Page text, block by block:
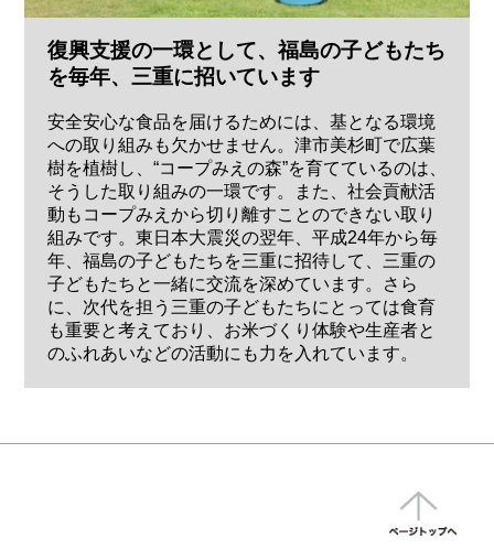
復興支援の一環として、福島の子どもたち
を毎年、三重に招いています
安全安心な食品を届けるためには、基となる環境
への取り組みも欠かせません。津市美杉町で広葉
樹を植樹し、“コープみえの森”を育てているのは、
そうした取り組みの一環です。また、社会貢献活
動もコープみえから切り離すことのできない取り
組みです。東日本大震災の翌年、平成24年から毎
年、福島の子どもたちを三重に招待して、三重の
子どもたちと一緒に交流を深めています。さら
に、次代を担う三重の子どもたちにとっては食育
も重要と考えており、お米づくり体験や生産者と
のふれあいなどの活動にも力を入れています。